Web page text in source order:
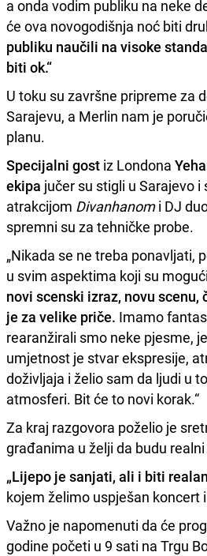
a onda vodim publiku na neke
će ova novogodišnja noć biti
publiku naučili na visoke
biti ok.“
U toku su završne pripreme za
Sarajevu, a Merlin nam je
planu.
Specijalni gost iz Londona
ekipa jučer su stigli u Sarajevo
atrakcijom Divanhanomi DJ
spremni su za tehničke probe.
„Nikada se ne treba ponavljati,
u svim aspektima koji su
novi scenski izraz, novu scenu,
je za velike priče. Imamo
rearanžirali smo neke pjesme,
umjetnost je stvar ekspresije,
doživljaja i želio sam da ljudi u
atmosferi. Bit će to novi korak.“
Za kraj razgovora poželio je
građanima u želji da budu
„Lijepo je sanjati, ali i biti
kojem želimo uspješan koncert
Važno je napomenuti da će
godine početi u 9 sati na Trgu